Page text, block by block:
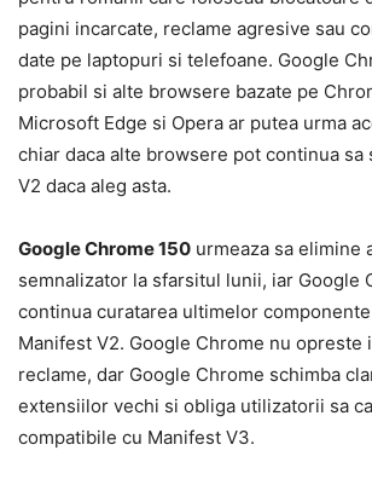
pagini incarcate, reclame agresive sau
date pe laptopuri si telefoane. Google
probabil si alte browsere bazate pe
Microsoft Edge si Opera ar putea urma
chiar daca alte browsere pot continua sa
V2 daca aleg asta.
Google Chrome 150 urmeaza sa elimine
semnalizator la sfarsitul lunii, iar Google
continua curatarea ultimelor
Manifest V2. Google Chrome nu opreste
reclame, dar Google Chrome schimba
extensiilor vechi si obliga utilizatorii sa
compatibile cu Manifest V3.